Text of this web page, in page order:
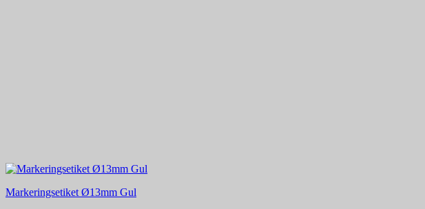
Markeringsetiket Ø13mm Gul